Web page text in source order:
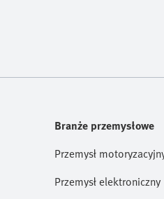
Branże przemysłowe
Przemysł
Przemysł elektroniczny